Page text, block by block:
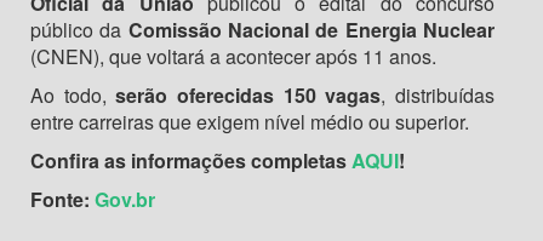
público da Comissão Nacional de Energia Nuclear
(CNEN), que voltará a acontecer após 11 anos.
Ao todo,serão oferecidas 150 vagas, distribuídas
entre carreiras que exigem nível médio ou superior.
Confira as informações completasAQUI!
Fonte: Gov.br